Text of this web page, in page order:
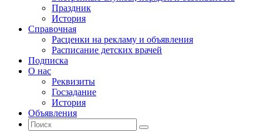
Праздник
История
Справочная
Расценки на рекламу и объявления
Расписание детских врачей
Подписка
О нас
Реквизиты
Госзадание
История
Объявления
Поиск
Искать:
Поиск